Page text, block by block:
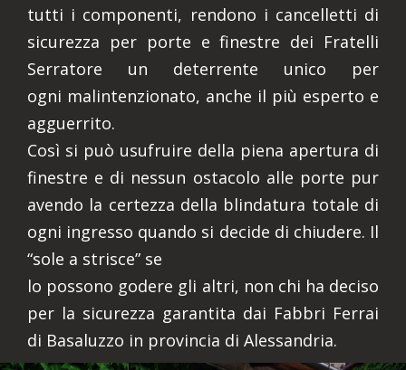
tutti i componenti, rendono i cancelletti di
sicurezza per porte e finestre dei Fratelli
Serratore un deterrente unico per
ogni malintenzionato, anche il più esperto e
agguerrito.
Così si può usufruire della piena apertura di
finestre e di nessun ostacolo alle porte pur
avendo la certezza della blindatura totale di
ogni ingresso quando si decide di chiudere. Il
“sole a strisce” se
lo possono godere gli altri, non chi ha deciso
per la sicurezza garantita dai Fabbri Ferrai
di Basaluzzo in provincia di Alessandria.